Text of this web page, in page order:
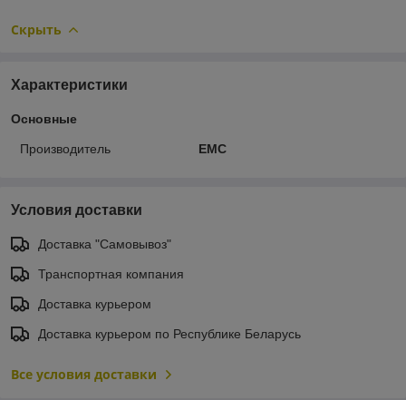
Скрыть
Характеристики
Основные
Производитель EMC
Условия доставки
Доставка "Самовывоз"
Транспортная компания
Доставка курьером
Доставка курьером по Республике Беларусь
Все условия доставки